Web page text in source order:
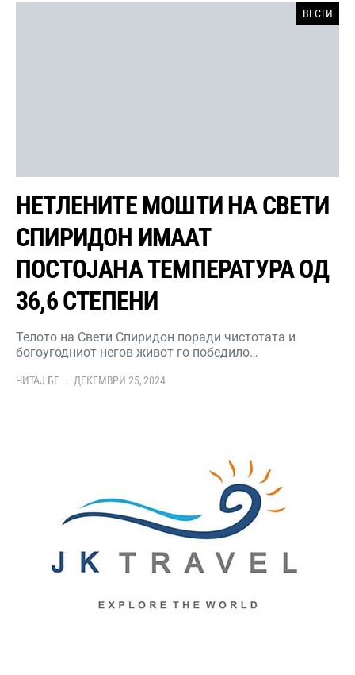
ВЕСТИ
НЕТЛЕНИТЕ МОШТИ НА СВЕТИ
СПИРИДОН ИМААТ
ПОСТОЈАНА ТЕМПЕРАТУРА ОД
36,6 СТЕПЕНИ
Телото на Свети Спиридон поради чистотата и
богоугодниот негов живот го победило…
ЧИТАЈ БЕ ДЕКЕМВРИ 25, 2024